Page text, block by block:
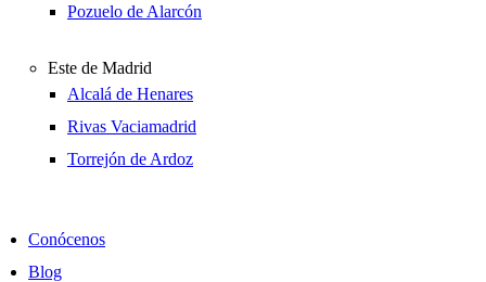
Pozuelo de Alarcón
Este de Madrid
Alcalá de Henares
Rivas Vaciamadrid
Torrejón de Ardoz
Conócenos
Blog